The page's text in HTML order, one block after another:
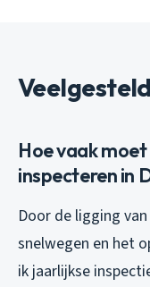
Hoe vaak
inspecteren in
Door de ligging
snelwegen en het
ik jaarlijkse